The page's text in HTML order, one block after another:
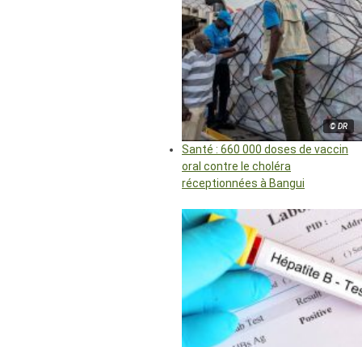
© DR
Santé : 660 000 doses de vaccin
oral contre le choléra
réceptionnées à Bangui